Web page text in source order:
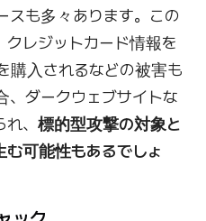
スも多々あります。この
レジットカード情報を
購入されるなどの被害も
ダークウェブサイトな
、 標的型攻撃の対象と
可能性もあるでしょ